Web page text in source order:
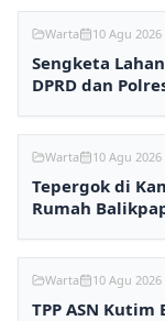
Warta 10 Agu 2026
Sengketa
DPRD dan
Warta 10 Agu 2026
Tepergok di
Rumah
Warta 10 Agu 2026
TPP ASN